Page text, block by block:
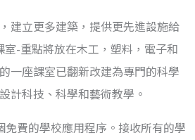
建立更多建築，提供更先進設施給
-重點將放在木工，塑料，電子和
一座課室已翻新改建為專門的科學
計科技、科學和藝術教學。
費的學校應用程序。接收所有的學